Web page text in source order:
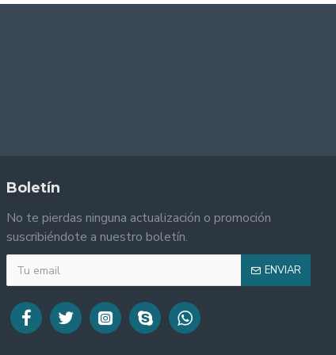
Boletín
No te pierdas ninguna actualización o promoción
suscribiéndote a nuestro boletín.
ENVIAR